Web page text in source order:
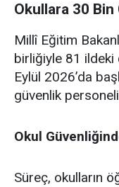
Okullara 30 Bin
Millî Eğitim
birliğiyle 81 ildeki
Eylül 2026’da
güvenlik
Okul
Süreç, okulların